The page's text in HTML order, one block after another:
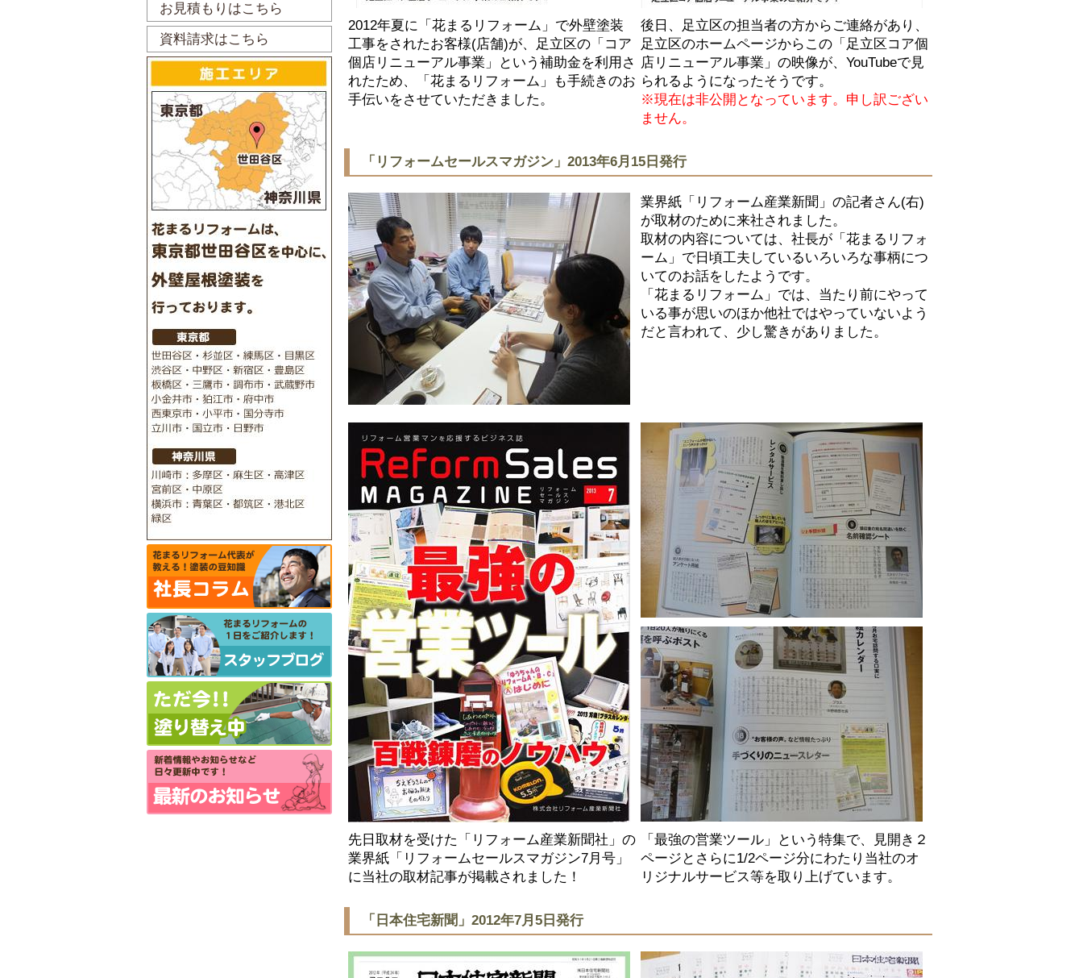
2012年夏に「花まるリフォーム」で外壁塗装
工事をされたお客様(店舗)が、足立区の「コア
個店リニューアル事業」という補助金を利用さ
れたため、「花まるリフォーム」も手続きのお
手伝いをさせていただきました。
後日、足立区の担当者の方からご連絡があり、
足立区のホームページからこの「足立区コア個
店リニューアル事業」の映像が、YouTubeで見
られるようになったそうです。
※現在は非公開となっています。申し訳ござい
ません。
「リフォームセールスマガジン」2013年6月15日発行
業界紙「リフォーム産業新聞」の記者さん(右)
が取材のために来社されました。
取材の内容については、社長が「花まるリフォ
ーム」で日頃工夫しているいろいろな事柄につ
いてのお話をしたようです。
「花まるリフォーム」では、当たり前にやって
いる事が思いのほか他社ではやっていないよう
だと言われて、少し驚きがありました。
先日取材を受けた「リフォーム産業新聞社」の
業界紙「リフォームセールスマガジン7月号」
に当社の取材記事が掲載されました！
「最強の営業ツール」という特集で、見開き２
ページとさらに1/2ページ分にわたり当社のオ
リジナルサービス等を取り上げています。
「日本住宅新聞」2012年7月5日発行
お見積もりはこちら
資料請求はこちら